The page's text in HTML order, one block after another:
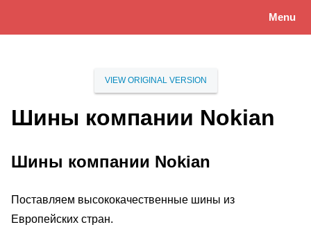
Menu
VIEW ORIGINAL VERSION
Шины компании Nokian
Шины компании Nokian
Поставляем высококачественные шины из
Европейских стран.